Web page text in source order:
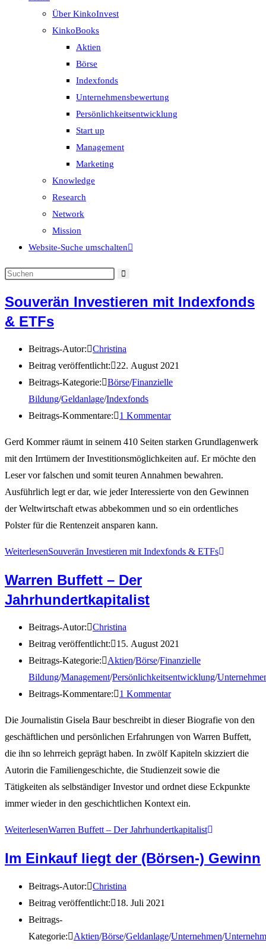
Über KinkoInvest
KinkoBooks
Aktien
Börse
Indexfonds
Unternehmensbewertung
Persönlichkeitsentwicklung
Start up
Management
Marketing
Knowledge
Research
Network
Mission
Website-Suche umschalten
Souverän Investieren mit Indexfonds
& ETFs
Beitrags-Autor:
Christina
Beitrag veröffentlicht:
22. August 2021
Beitrags-Kategorie:
Börse/Finanzielle
Bildung/Geldanlage/Indexfonds
Beitrags-Kommentare:
1 Kommentar
Gerd Kommer räumt in seinem 410 Seiten starken Grundlagenwerk
mit den Irrtümern der Investitionsmöglichkeiten auf. Er möchte den
Leser vor falschen und somit teuren Annahmen bewahren.
Ausführlich legt er dar, wie jeder Interessierte von den Gewinnen
der Weltwirtschaft etwas abbekommen und so ein ordentliches
Polster für die Rentenzeit ansparen kann.
WeiterlesenSouverän Investieren mit Indexfonds & ETFs
Warren Buffett – Der
Jahrhundertkapitalist
Beitrags-Autor:
Christina
Beitrag veröffentlicht:
15. August 2021
Beitrags-Kategorie:
Aktien/Börse/Finanzielle
Bildung/Management/Persönlichkeitsentwicklung/
Beitrags-Kommentare:
1 Kommentar
Die Journalistin Gisela Baur beschreibt in dieser Biografie von den
geschäftlichen und persönlichen Erfahrungen von Warren Buffett,
die ihn so lehrreich geprägt haben. In zwölf Kapiteln skizziert die
Autorin die Familiengeschichte, die Studienzeit sowie die
Tätigkeiten als selbständiger Investor und ordnet diese Eckpunkte
immer wieder in den geschichtlichen Kontext ein.
WeiterlesenWarren Buffett – Der Jahrhundertkapitalist
Im Einkauf liegt der (Börsen-) Gewinn
Beitrags-Autor:
Christina
Beitrag veröffentlicht:
18. Juli 2021
Beitrags-
Kategorie:
Aktien/Börse/Geldanlage/Unternehmen/